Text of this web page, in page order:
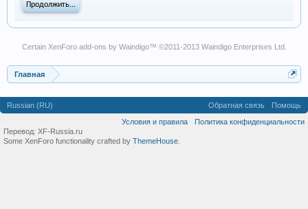
Продолжить...
Certain XenForo add-ons by Waindigo™ ©2011-2013 Waindigo Enterprises Ltd.
Главная
Russian (RU) Обратная связь
Помощь
Условия и правила
Политика конфиденциальности
Перевод: XF-Russia.ru
Some XenForo functionality crafted by ThemeHouse